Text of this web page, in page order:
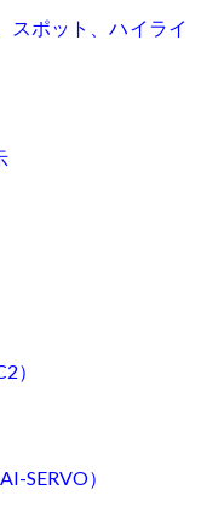
ポット、ハイライ
）
SERVO）